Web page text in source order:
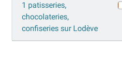
1 patisseries,
chocolateries,
confiseries sur Lodève